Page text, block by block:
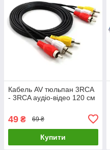
Кабель AV тюльпан 3RCA
- 3RCA аудіо-відео 120 см
49 ₴ 69 ₴
Купити